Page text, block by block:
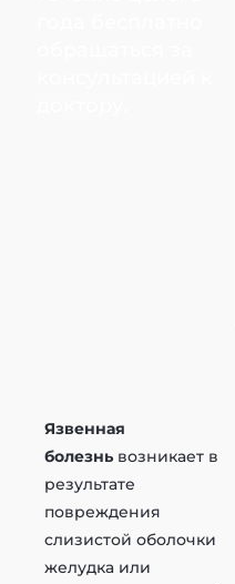
Язвенная
болезнь возникает в
результате
повреждения
слизистой оболочки
желудка или